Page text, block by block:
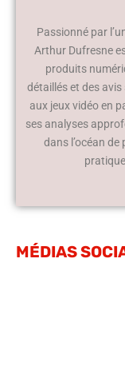
Passionné par
Arthur Dufresne
produits
détaillés et des
aux jeux vidéo en
ses analyses
dans l’océan
MÉDIAS